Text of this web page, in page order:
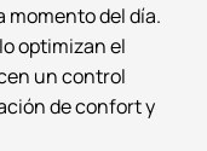
momento del día.
optimizan el
un control
de confort y